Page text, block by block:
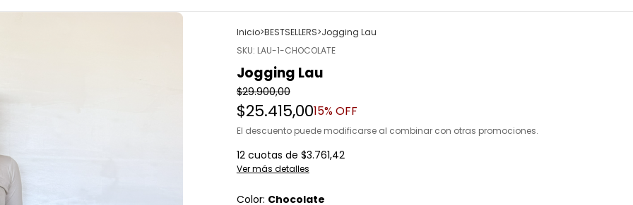
Inicio>BESTSELLERS>Jogging Lau
SKU: LAU-1-CHOCOLATE
Jogging Lau
$29.900,00
$25.415,0015% OFF
El descuento puede modificarse al combinar con otras promociones.
12 cuotas de $3.761,42
Ver más detalles
Color: Chocolate